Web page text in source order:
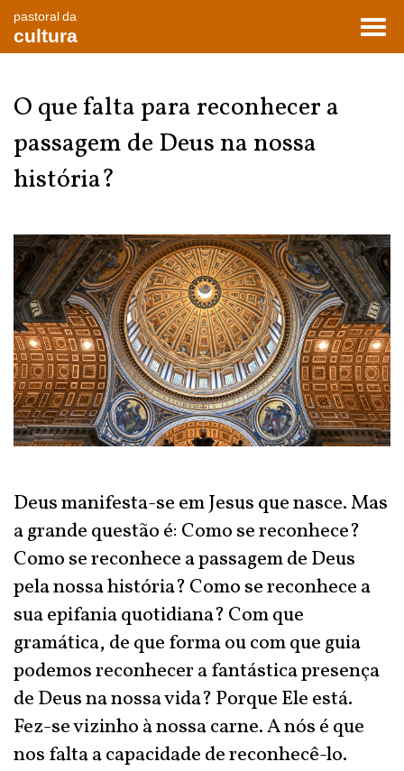
pastoral da
cultura
O que falta para reconhecer a
passagem de Deus na nossa
história?
Deus manifesta-se em Jesus que nasce. Mas
a grande questão é: Como se reconhece?
Como se reconhece a passagem de Deus
pela nossa história? Como se reconhece a
sua epifania quotidiana? Com que
gramática, de que forma ou com que guia
podemos reconhecer a fantástica presença
de Deus na nossa vida? Porque Ele está.
Fez-se vizinho à nossa carne. A nós é que
nos falta a capacidade de reconhecê-lo.